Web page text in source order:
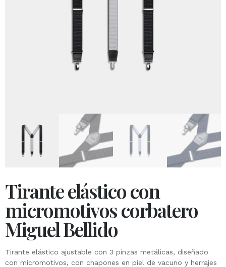
Tirante elástico con
micromotivos corbatero
Miguel Bellido
Tirante elástico ajustable con 3 pinzas metálicas, diseñado
con micromotivos, con chapones en piel de vacuno y herrajes